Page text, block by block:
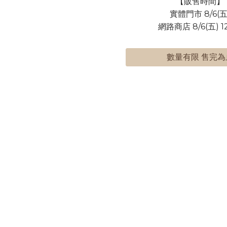
實體門市 8/6(
網路商店 8/6(五)
數量有限 售完為